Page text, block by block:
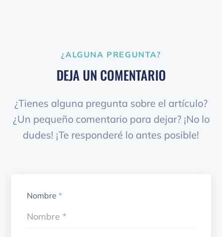
¿ALGUNA PREGUNTA?
DEJA UN COMENTARIO
¿Tienes alguna pregunta sobre el artículo?
¿Un pequeño comentario para dejar? ¡No lo
dudes! ¡Te responderé lo antes posible!
Nombre*